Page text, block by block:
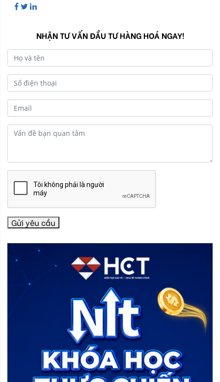
NHẬN TƯ VẤN ĐẦU TƯ HÀNG HOÁ NGAY!
Gửi yêu cầu